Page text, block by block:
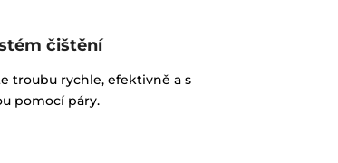
čištění
troubu rychle, efektivně a s
pomocí páry.